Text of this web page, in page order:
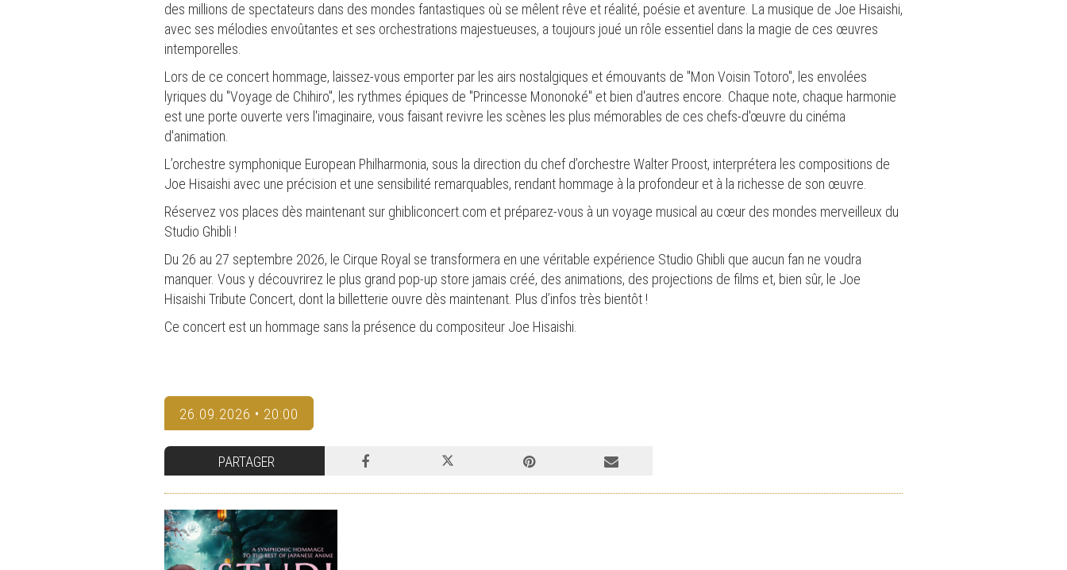
des millions de spectateurs dans des mondes fantastiques où se mêlent rêve et réalité, poésie et aventure. La musique de Joe Hisaishi,
avec ses mélodies envoûtantes et ses orchestrations majestueuses, a toujours joué un rôle essentiel dans la magie de ces œuvres
intemporelles.
Lors de ce concert hommage, laissez-vous emporter par les airs nostalgiques et émouvants de "Mon Voisin Totoro", les envolées
lyriques du "Voyage de Chihiro", les rythmes épiques de "Princesse Mononoké" et bien d'autres encore. Chaque note, chaque harmonie
est une porte ouverte vers l'imaginaire, vous faisant revivre les scènes les plus mémorables de ces chefs-d'œuvre du cinéma
d'animation.
L’orchestre symphonique European Philharmonia, sous la direction du chef d’orchestre Walter Proost, interprétera les compositions de
Joe Hisaishi avec une précision et une sensibilité remarquables, rendant hommage à la profondeur et à la richesse de son œuvre.
Réservez vos places dès maintenant sur ghibliconcert.com et préparez-vous à un voyage musical au cœur des mondes merveilleux du
Studio Ghibli !
Du 26 au 27 septembre 2026, le Cirque Royal se transformera en une véritable expérience Studio Ghibli que aucun fan ne voudra
manquer. Vous y découvrirez le plus grand pop-up store jamais créé, des animations, des projections de films et, bien sûr, le Joe
Hisaishi Tribute Concert, dont la billetterie ouvre dès maintenant. Plus d’infos très bientôt !
Ce concert est un hommage sans la présence du compositeur Joe Hisaishi.
26.09.2026 • 20:00
PARTAGER